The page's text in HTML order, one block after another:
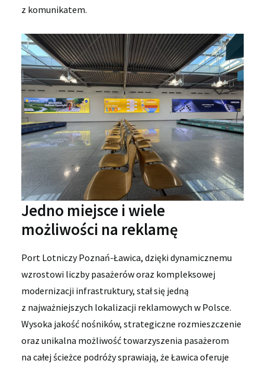
z komunikatem.
Jedno miejsce i wiele
możliwości na reklamę
Port Lotniczy Poznań-Ławica, dzięki dynamicznemu
wzrostowi liczby pasażerów oraz kompleksowej
modernizacji infrastruktury, stał się jedną
z najważniejszych lokalizacji reklamowych w Polsce.
Wysoka jakość nośników, strategiczne rozmieszczenie
oraz unikalna możliwość towarzyszenia pasażerom
na całej ścieżce podróży sprawiają, że Ławica oferuje